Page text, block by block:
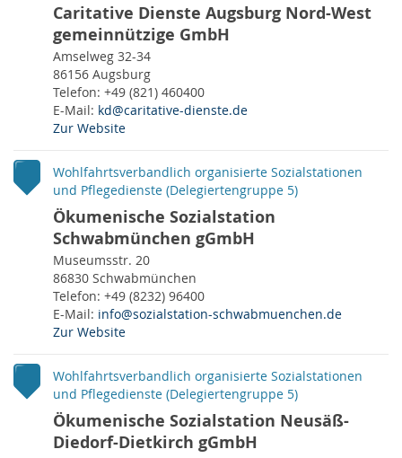
Online-Shop
Caritative Dienste Augsburg Nord-West
gemeinnützige GmbH
Amselweg 32-34
86156 Augsburg
Telefon: +49 (821) 460400
E-Mail: kd@caritative-dienste.de
Zur Website
Wohlfahrtsverbandlich organisierte Sozialstationen
und Pflegedienste (Delegiertengruppe 5)
Ökumenische Sozialstation
Schwabmünchen gGmbH
Museumsstr. 20
86830 Schwabmünchen
Telefon: +49 (8232) 96400
E-Mail: info@sozialstation-schwabmuenchen.de
Zur Website
Wohlfahrtsverbandlich organisierte Sozialstationen
und Pflegedienste (Delegiertengruppe 5)
Ökumenische Sozialstation Neusäß-
Diedorf-Dietkirch gGmbH